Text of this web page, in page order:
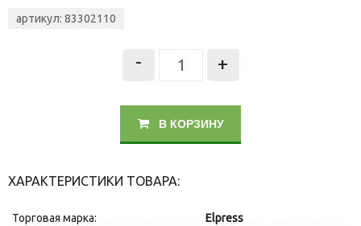
артикул: 83302110
- +
В КОРЗИНУ
ХАРАКТЕРИСТИКИ ТОВАРА:
Торговая марка:
Elpress